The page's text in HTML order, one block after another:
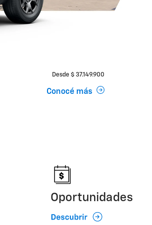
Desde $ 37.149.900
Conocé más
Oportunidades